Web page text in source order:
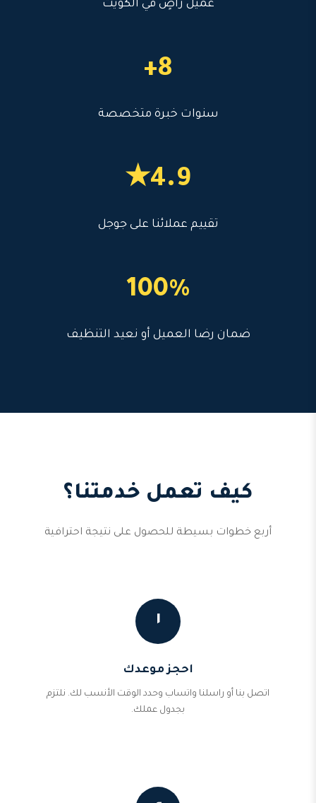
عميل راضٍ في الكويت
8+
سنوات خبرة متخصصة
4.9★
تقييم عملائنا على جوجل
100%
ضمان رضا العميل أو نعيد التنظيف
كيف تعمل خدمتنا؟
أربع خطوات بسيطة للحصول على نتيجة احترافية
١
احجز موعدك
اتصل بنا أو راسلنا واتساب وحدد الوقت الأنسب لك. نلتزم
بجدول عملك.